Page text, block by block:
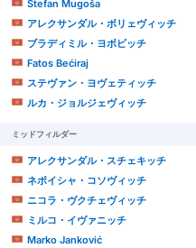
Stefan Mugoša
アレクサンダル・ボリェヴィッチ
ブラディミル・ヨボビッチ
Fatos Bećiraj
ステヴァン・ヨヴェティッチ
ルカ・ジョルジェヴィッチ
ミッドフィルダー
アレクサンダル・スチェキッチ
ネボイシャ・コソヴィッチ
ニコラ・ヴクチェヴィッチ
ミルコ・イヴァニッチ
Marko Janković